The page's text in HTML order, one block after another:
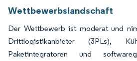
Wettbewerbslandschaft
Der Wettbewerb ist moderat und
Drittlogistikanbieter (3PLs),
Paketintegratoren und